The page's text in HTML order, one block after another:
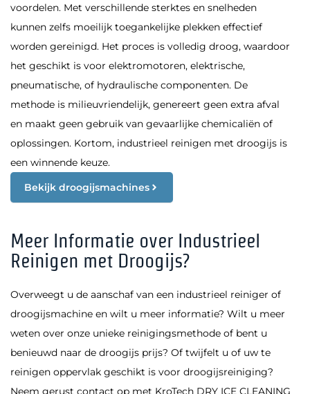
voordelen. Met verschillende sterktes en snelheden
kunnen zelfs moeilijk toegankelijke plekken effectief
worden gereinigd. Het proces is volledig droog, waardoor
het geschikt is voor elektromotoren, elektrische,
pneumatische, of hydraulische componenten. De
methode is milieuvriendelijk, genereert geen extra afval
en maakt geen gebruik van gevaarlijke chemicaliën of
oplossingen. Kortom, industrieel reinigen met droogijs is
een winnende keuze.
Bekijk droogijsmachines
Meer Informatie over Industrieel
Reinigen met Droogijs?
Overweegt u de aanschaf van een industrieel reiniger of
droogijsmachine en wilt u meer informatie? Wilt u meer
weten over onze unieke reinigingsmethode of bent u
benieuwd naar de droogijs prijs? Of twijfelt u of uw te
reinigen oppervlak geschikt is voor droogijsreiniging?
Neem gerust contact op met KroTech DRY ICE CLEANING